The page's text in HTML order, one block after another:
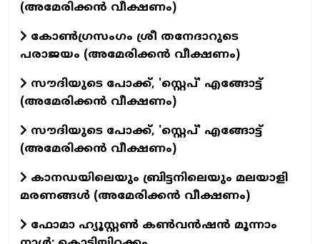
(അമേരിക്കൻ വീക്ഷണം)
കോൺഗ്രസംഗം ശ്രീ തനേദാറുടെ
പരാജയം (അമേരിക്കൻ വീക്ഷണം)
സൗദിയുടെ പോക്ക്, 'സ്റ്റെപ്' എങ്ങോട്ട്
(അമേരിക്കൻ വീക്ഷണം)
സൗദിയുടെ പോക്ക്, 'സ്റ്റെപ്' എങ്ങോട്ട്
(അമേരിക്കൻ വീക്ഷണം)
കാനഡയിലെയും ബ്രിട്ടനിലെയും മലയാളി
മരണങ്ങൾ (അമേരിക്കൻ വീക്ഷണം)
ഫോമാ ഹ്യൂസ്റ്റൺ കൺവൻഷൻ മൂന്നാം